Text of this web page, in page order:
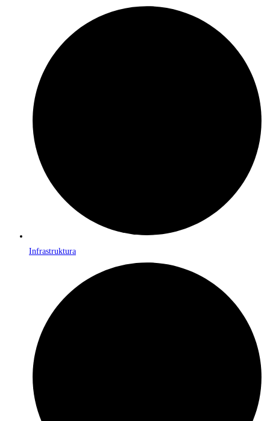
Infrastruktura